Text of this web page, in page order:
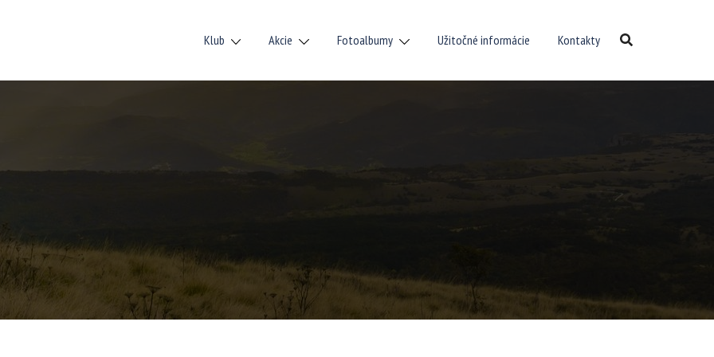
Klub Akcie Fotoalbumy Užitočné informácie Kontakty